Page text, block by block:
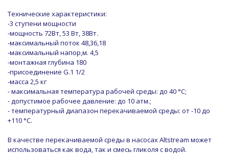
Технические характеристики:
-3 ступени мощности
-мощность 72Вт, 53 Вт, 38Вт.
-максимальный поток 48,36,18
-максимальный напор,м. 4,5
-монтажная глубина 180
-присоединение G.1 1/2
-масса 2,5 кг
- максимальная температура рабочей среды: до 40 °С;
- допустимое рабочее давление: до 10 атм.;
- температурный диапазон перекачиваемой среды: от -10 до
+110 °С.
В качестве перекачиваемой среды в насосах Altstream может
использоваться как вода, так и смесь гликоля с водой.